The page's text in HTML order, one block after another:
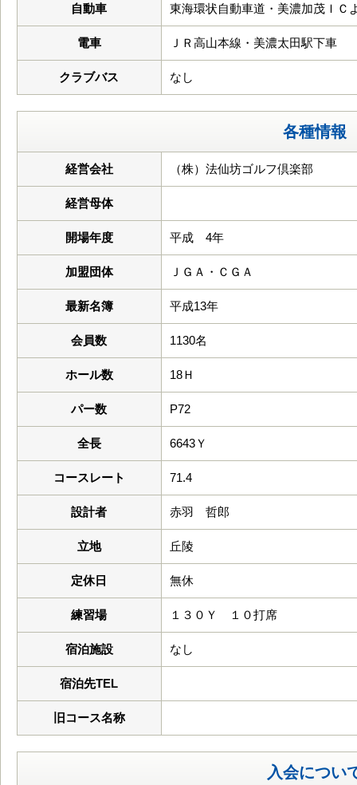
自動車 東海環状自動車道・美濃加茂ＩＣ
電車 ＪＲ高山本線・美濃太田駅下車
クラブバス なし
各種情報
経営会社 （株）法仙坊ゴルフ倶楽部
経営母体
開場年度 平成 4年
加盟団体 ＪＧＡ・ＣＧＡ
最新名簿 平成13年
会員数 1130名
ホール数 18Ｈ
パー数 P72
全長 6643Ｙ
コースレート 71.4
設計者 赤羽 哲郎
立地 丘陵
定休日 無休
練習場 １３０Ｙ １０打席
宿泊施設 なし
宿泊先TEL
旧コース名称
入会につい